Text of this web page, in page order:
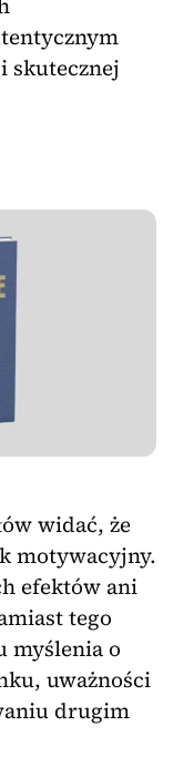
skutecznej
widać, że
motywacyjny.
efektów ani
tego
myślenia o
uważności
drugim